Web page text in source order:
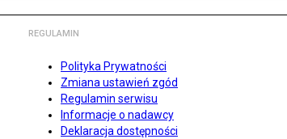
REGULAMIN
Polityka Prywatności
Zmiana ustawień zgód
Regulamin serwisu
Informacje o nadawcy
Deklaracja dostępności